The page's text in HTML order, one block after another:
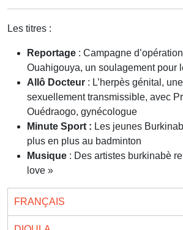
Les titres :
Reportage : Campagne
Ouahigouya, un soulagement pour
Allô Docteur : L’herpès génital,
sexuellement transmissible, avec
Ouédraogo, gynécologue
Minute Sport : Les jeunes
plus en plus au badminton
Musique : Des artistes burkinabè
love »
FRANÇAIS